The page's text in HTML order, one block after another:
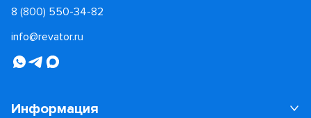
8 (800) 550-34-82
info@revator.ru
Информация